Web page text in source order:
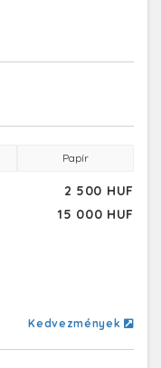
Papír
2 500 HUF
15 000 HUF
Kedvezmények